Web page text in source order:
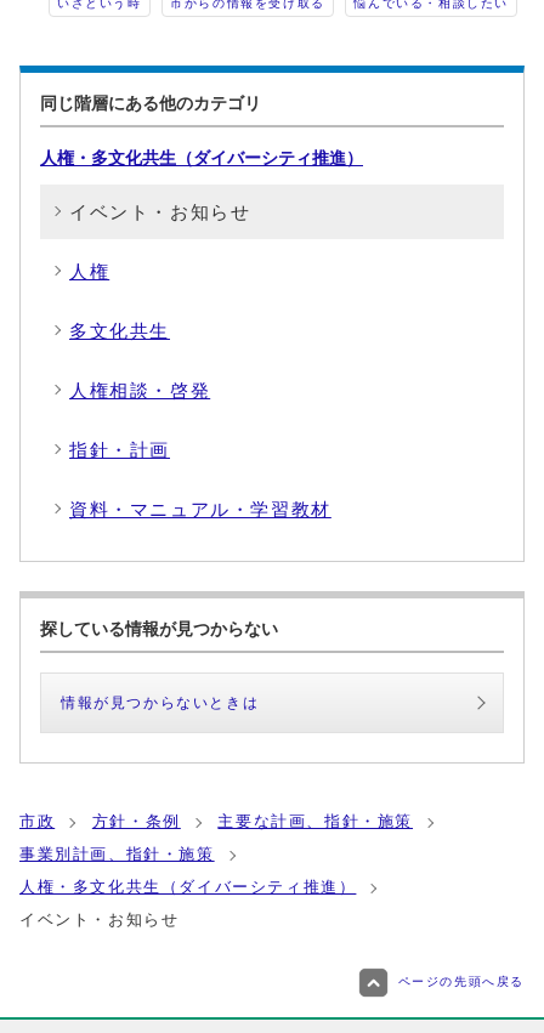
いざという時 市からの情報を受け取る 悩んでいる・相談したい
同じ階層にある他のカテゴリ
人権・多文化共生（ダイバーシティ推進）
イベント・お知らせ
人権
多文化共生
人権相談・啓発
指針・計画
資料・マニュアル・学習教材
探している情報が見つからない
情報が見つからないときは
市政 方針・条例
主要な計画、指針・施策
事業別計画、指針・施策
人権・多文化共生（ダイバーシティ推進）
イベント・お知らせ
ページの先頭へ戻る